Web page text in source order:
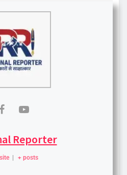
Reporter
| + posts